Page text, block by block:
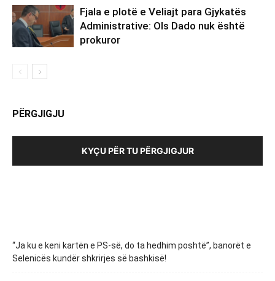
Fjala e plotë e Veliajt para Gjykatës
Administrative: Ols Dado nuk është
prokuror
PËRGJIGJU
KYÇU PËR TU PËRGJIGJUR
“Ja ku e keni kartën e PS-së, do ta hedhim poshtë”, banorët e
Selenicës kundër shkrirjes së bashkisë!